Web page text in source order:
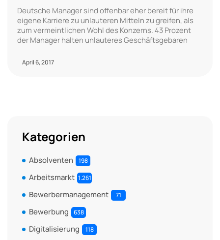
Deutsche Manager sind offenbar eher bereit für ihre
eigene Karriere zu unlauteren Mitteln zu greifen, als
zum vermeintlichen Wohl des Konzerns. 43 Prozent
der Manager halten unlauteres Geschäftsgebaren
April 6, 2017
Kategorien
Absolventen 198
Arbeitsmarkt 1.261
Bewerbermanagement 71
Bewerbung 638
Digitalisierung 118